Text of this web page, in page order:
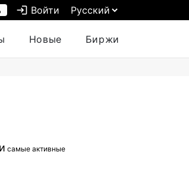
login Войти
Новые Биржи
самые активные